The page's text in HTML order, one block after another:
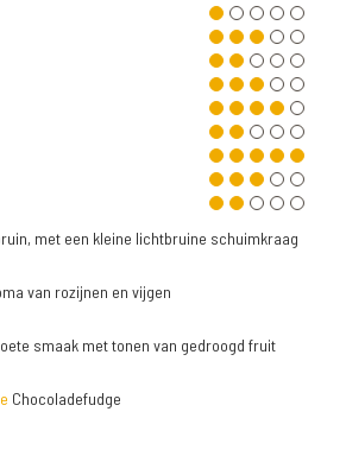
met een kleine lichtbruine schuimkraag
van rozijnen en vijgen
smaak met tonen van gedroogd fruit
Chocoladefudge